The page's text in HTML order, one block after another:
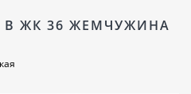
В ЖК 36 ЖЕМЧУЖИНА